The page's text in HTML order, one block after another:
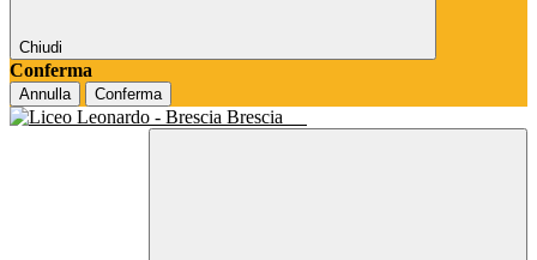
Chiudi
Conferma
Annulla Conferma
Brescia